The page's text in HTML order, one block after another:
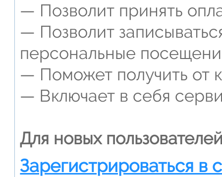
— Позволит принять
— Позволит
персональные
— Поможет получить от
— Включает в себя
Для новых
Зарегистрироваться в